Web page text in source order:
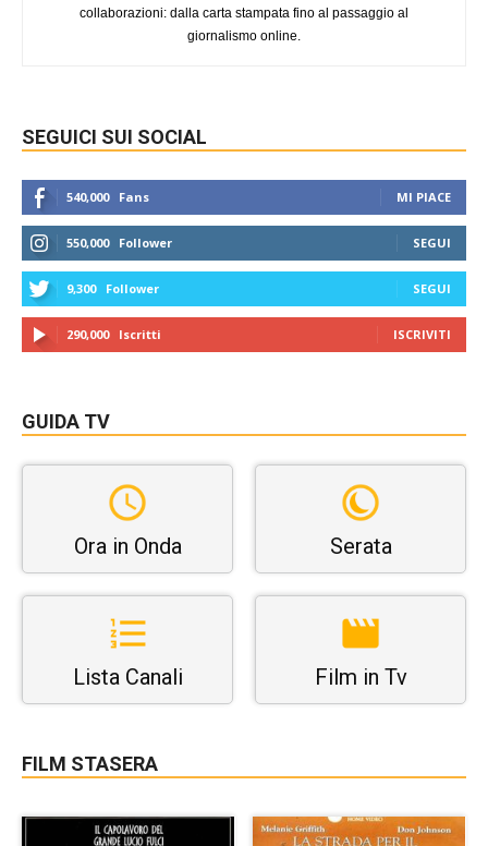
collaborazioni: dalla carta stampata fino al passaggio al
giornalismo online.
SEGUICI SUI SOCIAL
540,000 Fans MI PIACE
550,000 Follower SEGUI
9,300 Follower SEGUI
290,000 Iscritti ISCRIVITI
GUIDA TV
Ora in Onda Serata
Lista Canali Film in Tv
FILM STASERA